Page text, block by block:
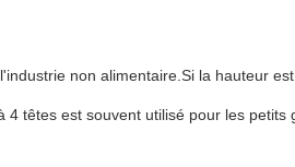
non alimentaire.Si la hauteur
têtes est souvent utilisé pour les petits